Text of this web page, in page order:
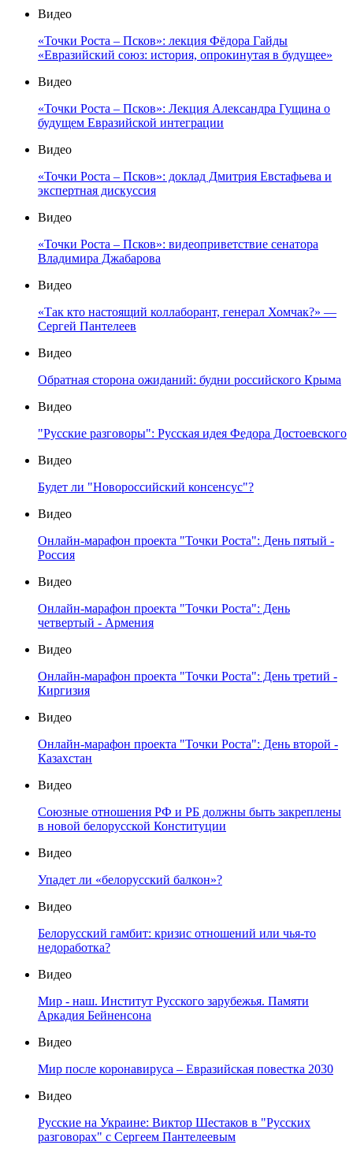
Видео
«Точки Роста – Псков»: лекция Фёдора Гайды
«Евразийский союз: история, опрокинутая в будущее»
Видео
«Точки Роста – Псков»: Лекция Александра Гущина о
будущем Евразийской интеграции
Видео
«Точки Роста – Псков»: доклад Дмитрия Евстафьева и
экспертная дискуссия
Видео
«Точки Роста – Псков»: видеоприветствие сенатора
Владимира Джабарова
Видео
«Так кто настоящий коллаборант, генерал Хомчак?» —
Сергей Пантелеев
Видео
Обратная сторона ожиданий: будни российского Крыма
Видео
"Русские разговоры": Русская идея Федора Достоевского
Видео
Будет ли "Новороссийский консенсус"?
Видео
Онлайн-марафон проекта "Точки Роста": День пятый -
Россия
Видео
Онлайн-марафон проекта "Точки Роста": День
четвертый - Армения
Видео
Онлайн-марафон проекта "Точки Роста": День третий -
Киргизия
Видео
Онлайн-марафон проекта "Точки Роста": День второй -
Казахстан
Видео
Союзные отношения РФ и РБ должны быть закреплены
в новой белорусской Конституции
Видео
Упадет ли «белорусский балкон»?
Видео
Белорусский гамбит: кризис отношений или чья-то
недоработка?
Видео
Мир - наш. Институт Русского зарубежья. Памяти
Аркадия Бейненсона
Видео
Мир после коронавируса – Евразийская повестка 2030
Видео
Русские на Украине: Виктор Шестаков в "Русских
разговорах" с Сергеем Пантелеевым